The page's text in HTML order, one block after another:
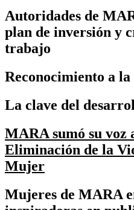
Autoridades de
plan de inversión y
trabajo
Reconocimiento a
La clave del
MARA sumó su voz
Eliminación de la
Mujer
Mujeres de MARA